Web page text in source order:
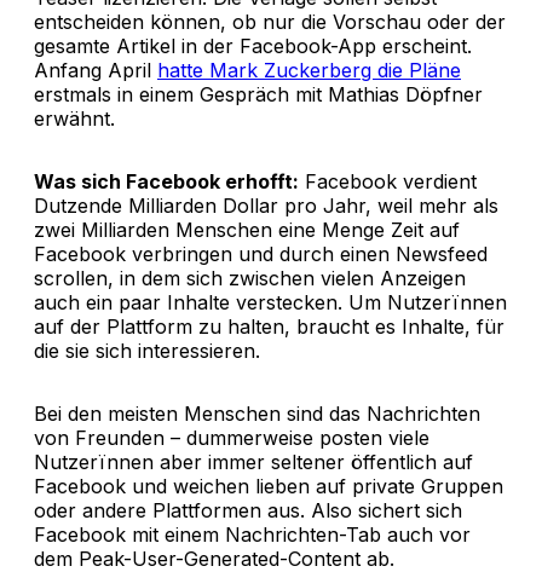
entscheiden können, ob nur die Vorschau oder der
gesamte Artikel in der Facebook-App erscheint.
Anfang April hatte Mark Zuckerberg die Pläne
erstmals in einem Gespräch mit Mathias Döpfner
erwähnt.
Was sich Facebook erhofft: Facebook verdient
Dutzende Milliarden Dollar pro Jahr, weil mehr als
zwei Milliarden Menschen eine Menge Zeit auf
Facebook verbringen und durch einen Newsfeed
scrollen, in dem sich zwischen vielen Anzeigen
auch ein paar Inhalte verstecken. Um Nutzerïnnen
auf der Plattform zu halten, braucht es Inhalte, für
die sie sich interessieren.
Bei den meisten Menschen sind das Nachrichten
von Freunden – dummerweise posten viele
Nutzerïnnen aber immer seltener öffentlich auf
Facebook und weichen lieben auf private Gruppen
oder andere Plattformen aus. Also sichert sich
Facebook mit einem Nachrichten-Tab auch vor
dem Peak-User-Generated-Content ab.